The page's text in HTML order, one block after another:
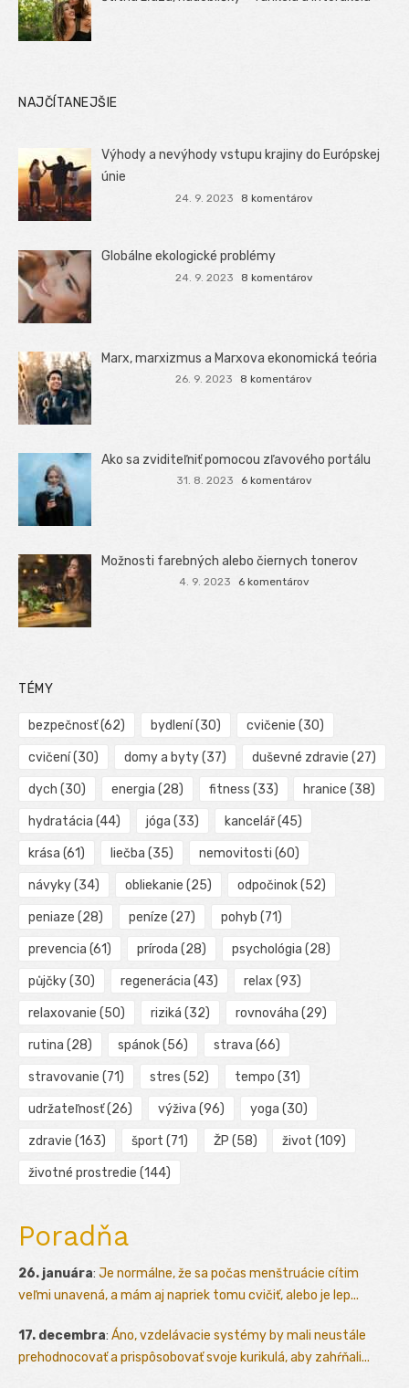
NAJČÍTANEJŠIE
Výhody a nevýhody vstupu krajiny do Európskej
únie
24. 9. 2023 8 komentárov
Globálne ekologické problémy
24. 9. 2023 8 komentárov
Marx, marxizmus a Marxova ekonomická teória
26. 9. 2023 8 komentárov
Ako sa zviditeľniť pomocou zľavového portálu
31. 8. 2023 6 komentárov
Možnosti farebných alebo čiernych tonerov
4. 9. 2023 6 komentárov
TÉMY
bezpečnosť(62) bydlení(30) cvičenie (30)
cvičení(30) domy a byty(37) duševné zdravie (27)
dych (30) energia (28) fitness (33) hranice (38)
hydratácia (44) jóga (33) kancelář(45)
krása (61) liečba (35) nemovitosti (60)
návyky(34) obliekanie (25) odpočinok(52)
peniaze (28) peníze (27) pohyb (71)
prevencia (61) príroda (28) psychológia (28)
půjčky(30) regenerácia (43) relax (93)
relaxovanie (50) riziká (32) rovnováha (29)
rutina (28) spánok(56) strava (66)
stravovanie (71) stres (52) tempo (31)
udržateľnosť(26) výživa (96) yoga (30)
zdravie (163) šport (71) ŽP (58) život (109)
životné prostredie (144)
Poradňa
26. januára: Je normálne, že sa počas menštruácie cítim
veľmi unavená, a mám aj napriek tomu cvičiť, alebo je lep...
17. decembra: Áno, vzdelávacie systémy by mali neustále
prehodnocovať a prispôsobovať svoje kurikulá, aby zahŕňali...